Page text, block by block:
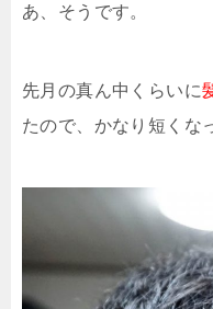
あ、そうです。
先月の真ん中くらいに
たので、かなり短くな